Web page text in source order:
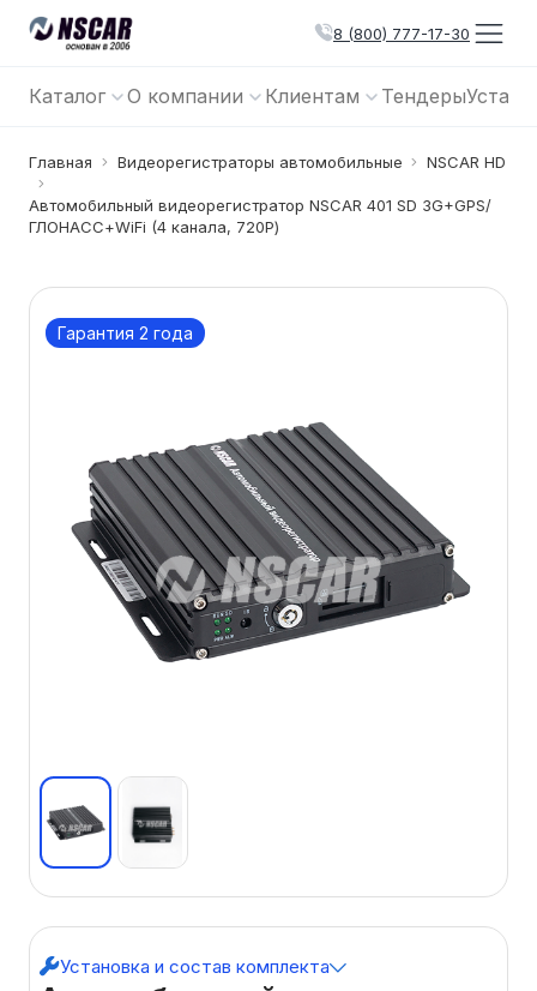
8 (800) 777-17-30
Каталог О компании Клиентам Тендеры
Главная Видеорегистраторы автомобильные NSCAR HD
Автомобильный видеорегистратор NSCAR 401 SD 3G+GPS/
ГЛОНАСС+WiFi (4 канала, 720Р)
Гарантия 2 года
Установка и состав комплекта